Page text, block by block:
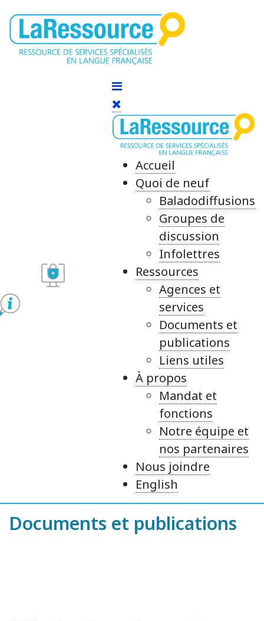
Accueil
Quoi de neuf
Baladodiffusions
Groupes de
discussion
Infolettres
Ressources
Agences et
services
Documents et
publications
Liens utiles
À propos
Mandat et
fonctions
Notre équipe et
nos partenaires
Nous joindre
English
Documents et publications